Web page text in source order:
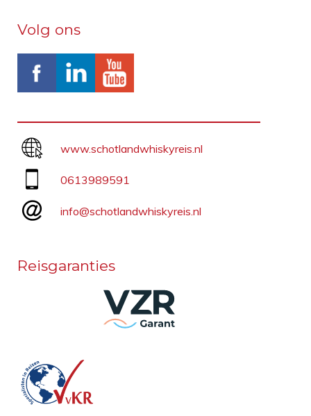
Volg ons
www.schotlandwhiskyreis.nl
0613989591
info@schotlandwhiskyreis.nl
Reisgaranties